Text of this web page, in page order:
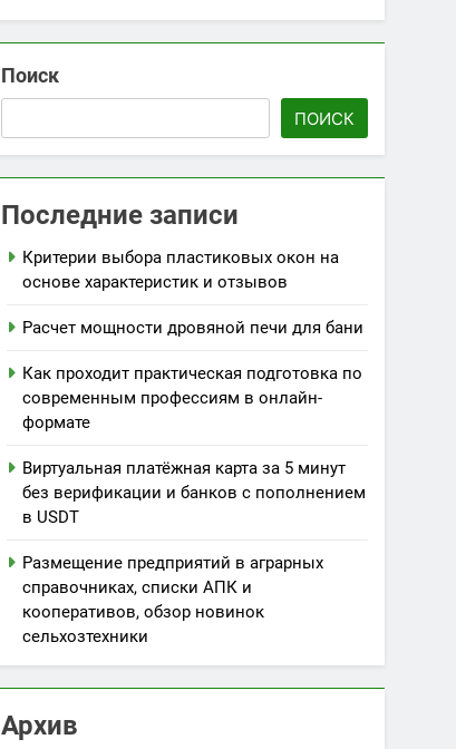
Поиск
ПОИСК
Последние записи
Критерии выбора пластиковых окон на
основе характеристик и отзывов
Расчет мощности дровяной печи для бани
Как проходит практическая подготовка по
современным профессиям в онлайн-
формате
Виртуальная платёжная карта за 5 минут
без верификации и банков с пополнением
в USDT
Размещение предприятий в аграрных
справочниках, списки АПК и
кооперативов, обзор новинок
сельхозтехники
Архив